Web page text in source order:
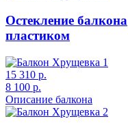
Остекление балкона
пластиком
15 310 р.
8 100 р.
Описание балкона